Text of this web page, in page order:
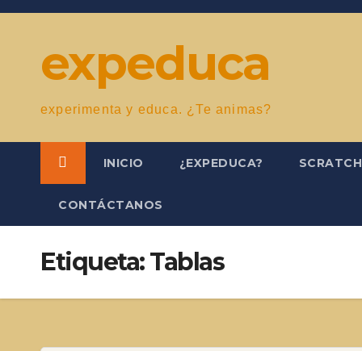
Saltar
contenidoexpeduca
experimenta y educa. ¿Te animas?
INICIO ¿EXPEDUCA? SCRATCH
CONTÁCTANOS
Etiqueta:Tablas